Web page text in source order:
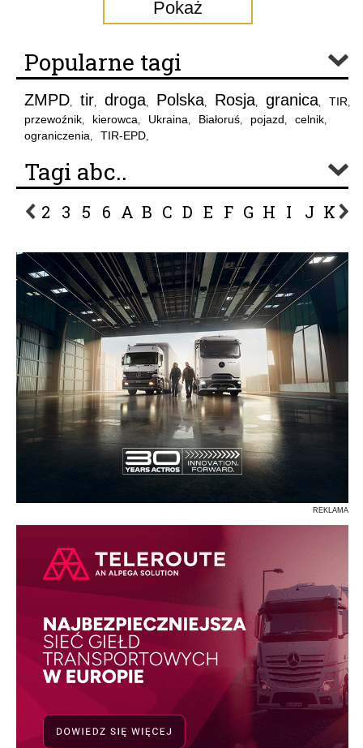
Pokaż
Popularne tagi
ZMPD, tir, droga, Polska, Rosja, granica, TIR,
przewoźnik, kierowca, Ukraina, Białoruś, pojazd, celnik,
ograniczenia, TIR-EPD,
Tagi abc..
2 3 5 6 A B C D E F G H I J K L
REKLAMA